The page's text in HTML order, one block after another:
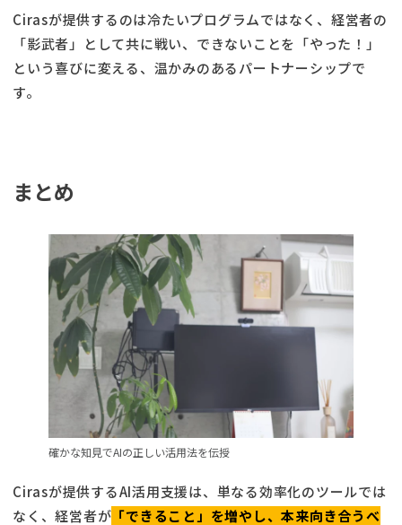
Cirasが提供するのは冷たいプログラムではなく、経営者の
「影武者」として共に戦い、できないことを「やった！」
という喜びに変える、温かみのあるパートナーシップで
す。
まとめ
確かな知見でAIの正しい活用法を伝授
Cirasが提供するAI活用支援は、単なる効率化のツールでは
なく、経営者が 「できること」を増やし、本来向き合うべ